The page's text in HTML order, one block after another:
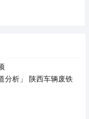
分析」 陕西车辆废铁